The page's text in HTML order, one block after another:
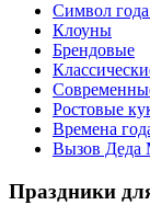
Символ
Клоуны
Брендовые
Ростовые
Времена
Вызов Деда
Праздники